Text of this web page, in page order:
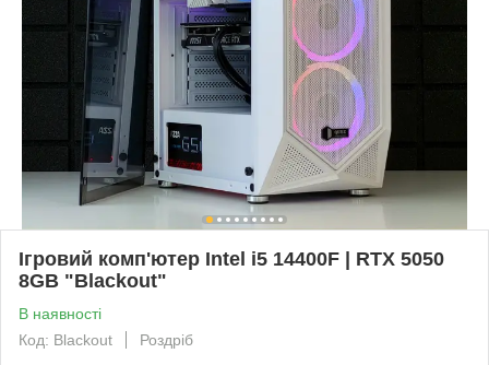
Ігровий комп'ютер Intel i5 14400F | RTX 5050
8GB "Blackout"
В наявності
Код: Blackout
Роздріб